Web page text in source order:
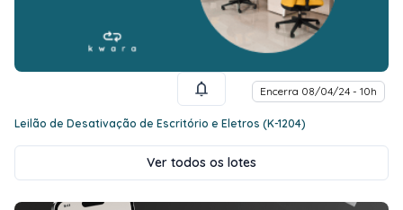
Encerra 08/04/24 - 10h
Leilão de Desativação de Escritório e Eletros (K-1204)
Ver todos os lotes